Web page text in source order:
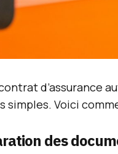
d’assurance
simples. Voici
des